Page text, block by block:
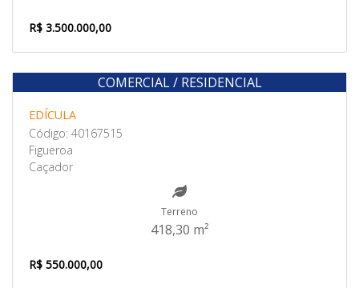
R$ 3.500.000,00
Venda
COMERCIAL / RESIDENCIAL
EDÍ­CULA
Código: 40167515
Figueroa
Caçador
Terreno
418,30 m²
R$ 550.000,00